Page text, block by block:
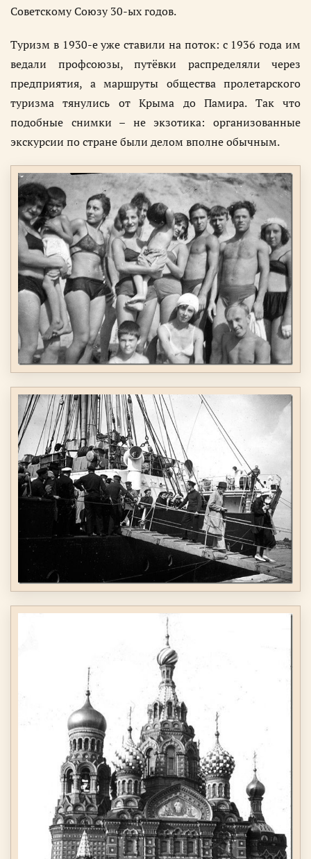
Советскому Союзу 30-ых годов.
Туризм в 1930-е уже ставили на поток: с 1936 года им
ведали профсоюзы, путёвки распределяли через
предприятия, а маршруты общества пролетарского
туризма тянулись от Крыма до Памира. Так что
подобные снимки – не экзотика: организованные
экскурсии по стране были делом вполне обычным.